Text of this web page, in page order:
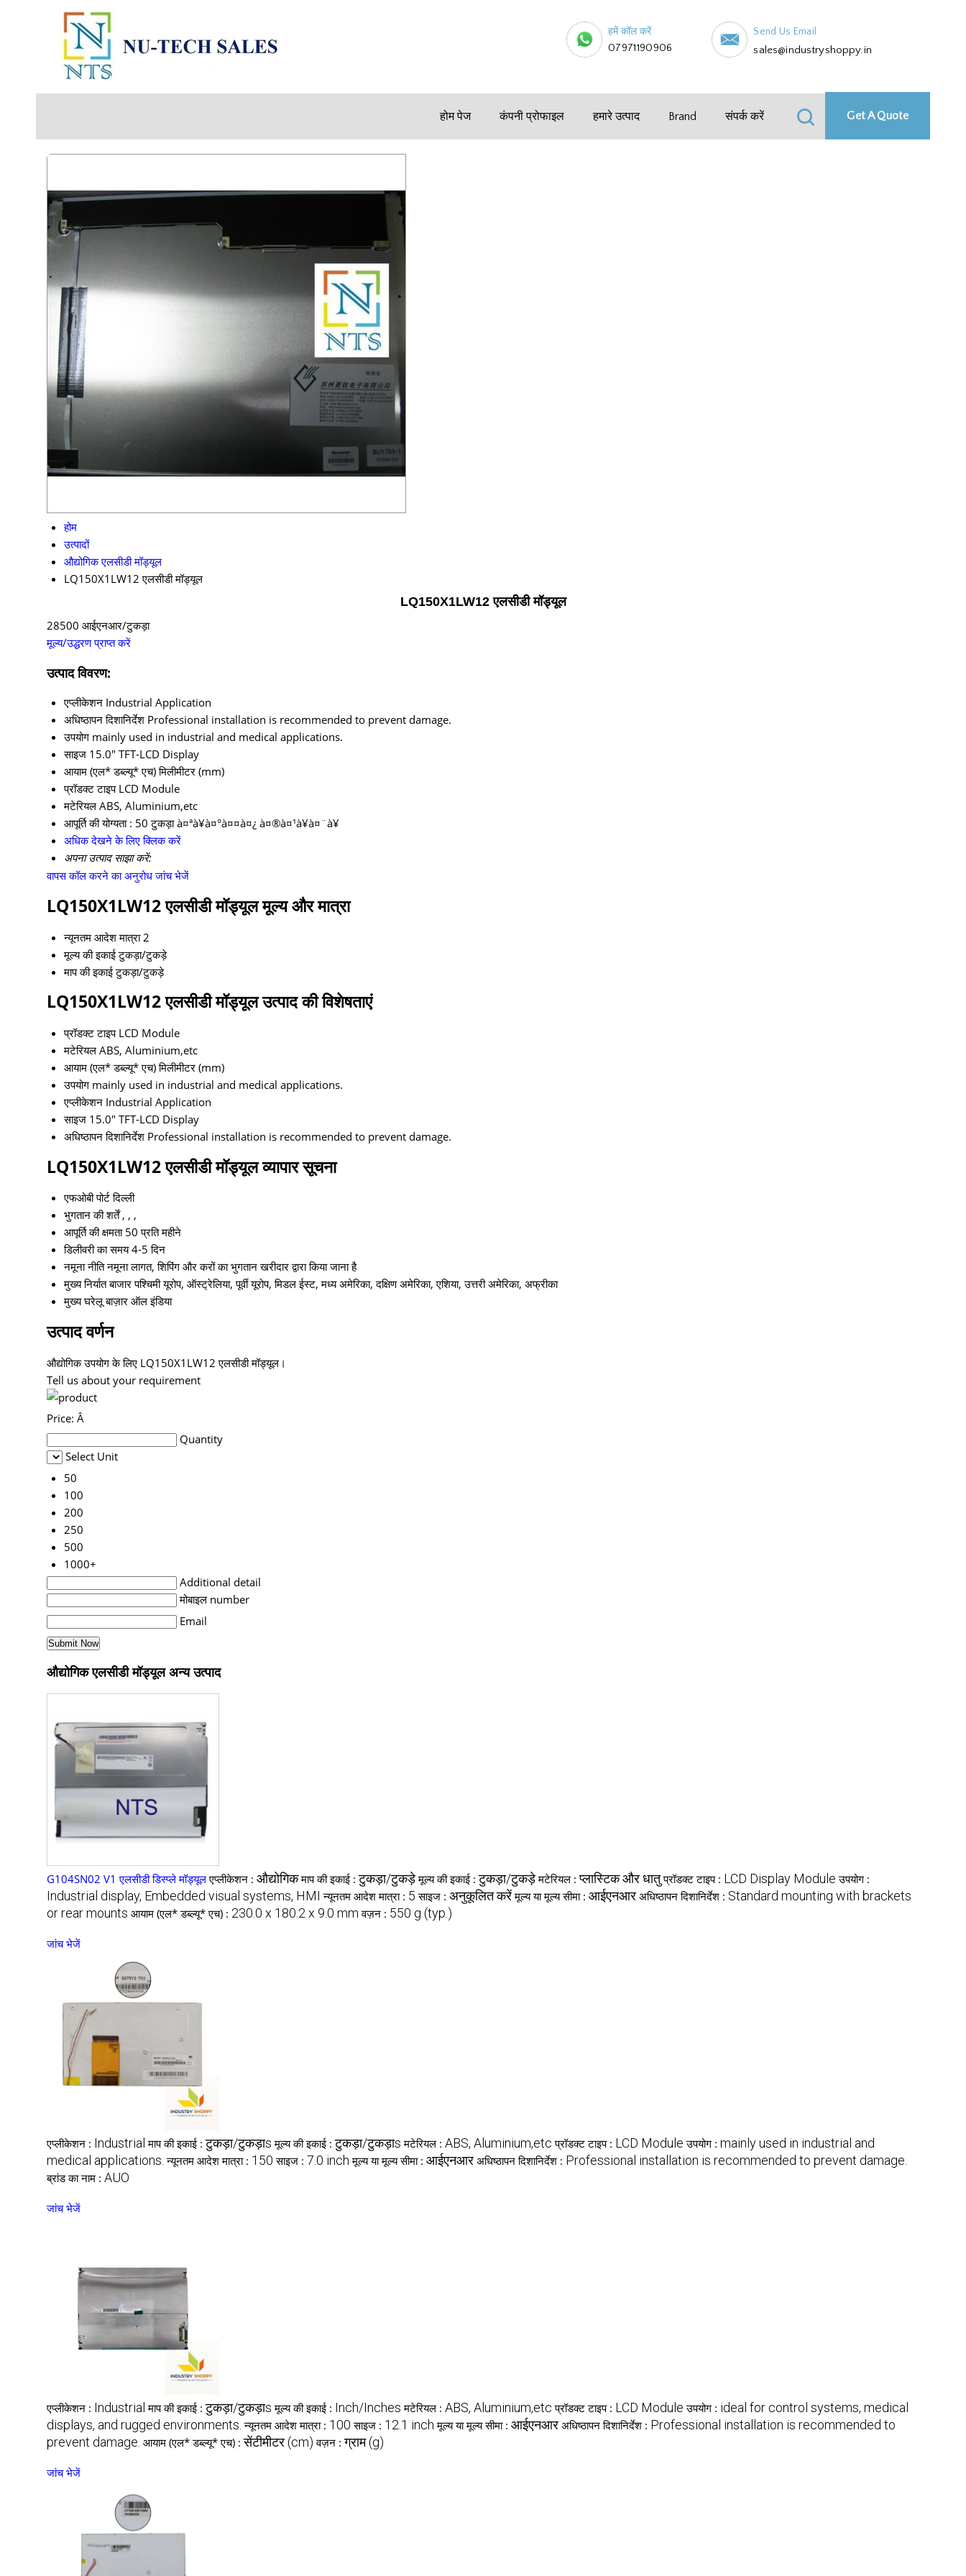
हमें कॉल करें
07971190906
Send Us Email
sales@industryshoppy.in
Get A Quote
होम पेज कंपनी प्रोफाइल हमारे उत्पाद Brand संपर्क करें
होम
उत्पादों
औद्योगिक एलसीडी मॉड्यूल
LQ150X1LW12 एलसीडी मॉड्यूल
LQ150X1LW12 एलसीडी मॉड्यूल
28500 आईएनआर/टुकड़ा
मूल्य/उद्धरण प्राप्त करें
उत्पाद विवरण:
एप्लीकेशन Industrial Application
अधिष्ठापन दिशानिर्देश Professional installation is recommended to prevent damage.
उपयोग mainly used in industrial and medical applications.
साइज 15.0″ TFT-LCD Display
आयाम (एल* डब्ल्यू* एच) मिलीमीटर (mm)
प्रॉडक्ट टाइप LCD Module
मटेरियल ABS, Aluminium,etc
आपूर्ति की योग्यता : 50 टुकड़ा à¤ªà¥à¤°à¤¤à¤¿ à¤®à¤¹à¥à¤¨à¥
अधिक देखने के लिए क्लिक करें
अपना उत्पाद साझा करें:
वापस कॉल करने का अनुरोध जांच भेजें
LQ150X1LW12 एलसीडी मॉड्यूल मूल्य और मात्रा
न्यूनतम आदेश मात्रा 2
मूल्य की इकाई टुकड़ा/टुकड़े
माप की इकाई टुकड़ा/टुकड़े
LQ150X1LW12 एलसीडी मॉड्यूल उत्पाद की विशेषताएं
प्रॉडक्ट टाइप LCD Module
मटेरियल ABS, Aluminium,etc
आयाम (एल* डब्ल्यू* एच) मिलीमीटर (mm)
उपयोग mainly used in industrial and medical applications.
एप्लीकेशन Industrial Application
साइज 15.0″ TFT-LCD Display
अधिष्ठापन दिशानिर्देश Professional installation is recommended to prevent damage.
LQ150X1LW12 एलसीडी मॉड्यूल व्यापार सूचना
एफओबी पोर्ट दिल्ली
भुगतान की शर्तें , , ,
आपूर्ति की क्षमता 50 प्रति महीने
डिलीवरी का समय 4-5 दिन
नमूना नीति नमूना लागत, शिपिंग और करों का भुगतान खरीदार द्वारा किया जाना है
मुख्य निर्यात बाजार पश्चिमी यूरोप, ऑस्ट्रेलिया, पूर्वी यूरोप, मिडल ईस्ट, मध्य अमेरिका, दक्षिण अमेरिका, एशिया, उत्तरी अमेरिका, अफ्रीका
मुख्य घरेलू बाज़ार ऑल इंडिया
उत्पाद वर्णन
औद्योगिक उपयोग के लिए LQ150X1LW12 एलसीडी मॉड्यूल।
Tell us about your requirement
Price: Â
Quantity
Select Unit
50
100
200
250
500
1000+
Additional detail
मोबाइल number
Email
औद्योगिक एलसीडी मॉड्यूल अन्य उत्पाद
G104SN02 V1 एलसीडी डिस्प्ले मॉड्यूल एप्लीकेशन : औद्योगिक माप की इकाई :टुकड़ा/टुकड़े मूल्य की इकाई :टुकड़ा/टुकड़े मटेरियल :प्लास्टिक और धातु प्रॉडक्ट टाइप : LCD Display Module उपयोग :
Industrial display, Embedded visual systems, HMI न्यूनतम आदेश मात्रा : 5 साइज : अनुकूलित करें मूल्य या मूल्य सीमा : आईएनआर अधिष्ठापन दिशानिर्देश : Standard mounting with brackets
or rear mounts आयाम (एल* डब्ल्यू* एच) : 230.0 x 180.2 x 9.0 mm वज़न : 550 g (typ.)
जांच भेजें
एप्लीकेशन : Industrial माप की इकाई :टुकड़ा/टुकड़ाs मूल्य की इकाई :टुकड़ा/टुकड़ाs मटेरियल : ABS, Aluminium,etc प्रॉडक्ट टाइप : LCD Module उपयोग : mainly used in industrial and
medical applications. न्यूनतम आदेश मात्रा : 150 साइज : 7.0 inch मूल्य या मूल्य सीमा : आईएनआर अधिष्ठापन दिशानिर्देश : Professional installation is recommended to prevent damage.
ब्रांड का नाम : AUO
जांच भेजें
एप्लीकेशन : Industrial माप की इकाई :टुकड़ा/टुकड़ाs मूल्य की इकाई : Inch/Inches मटेरियल : ABS, Aluminium,etc प्रॉडक्ट टाइप : LCD Module उपयोग : ideal for control systems, medical
displays, and rugged environments. न्यूनतम आदेश मात्रा : 100 साइज : 12.1 inch मूल्य या मूल्य सीमा : आईएनआर अधिष्ठापन दिशानिर्देश : Professional installation is recommended to
prevent damage. आयाम (एल* डब्ल्यू* एच) :सेंटीमीटर (cm) वज़न :ग्राम (g)
जांच भेजें